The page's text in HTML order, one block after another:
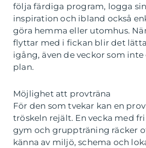
följa färdiga program, logga
inspiration och ibland också
göra hemma eller utomhus.
flyttar med i fickan blir det
igång, även de veckor som
plan.
Möjlighet att provträna
För den som tvekar kan en
tröskeln rejält. En vecka med
gym och gruppträning räcker
känna av miljö, schema och